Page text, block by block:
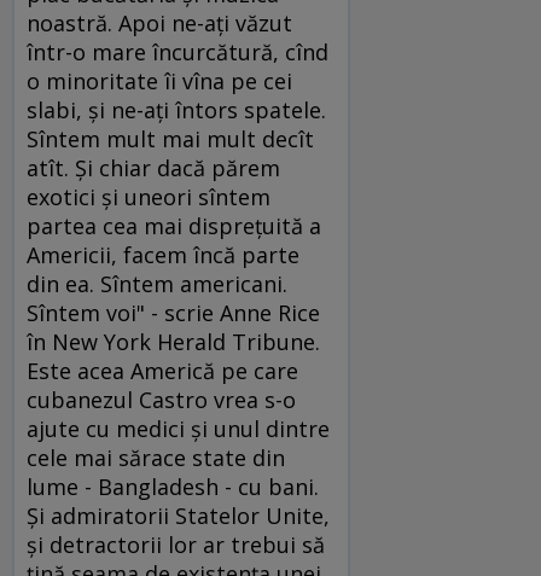
noastră. Apoi ne-aţi văzut
într-o mare încurcătură, cînd
o minoritate îi vîna pe cei
slabi, şi ne-aţi întors spatele.
Sîntem mult mai mult decît
atît. Şi chiar dacă părem
exotici şi uneori sîntem
partea cea mai dispreţuită a
Americii, facem încă parte
din ea. Sîntem americani.
Sîntem voi" - scrie Anne Rice
în New York Herald Tribune.
Este acea Americă pe care
cubanezul Castro vrea s-o
ajute cu medici şi unul dintre
cele mai sărace state din
lume - Bangladesh - cu bani.
Şi admiratorii Statelor Unite,
şi detractorii lor ar trebui să